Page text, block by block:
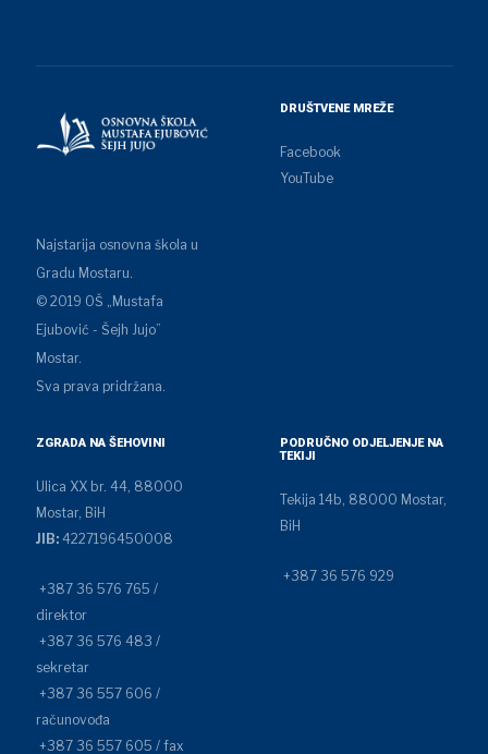
Najstarija osnovna škola u
Gradu Mostaru.
© 2019 OŠ „Mustafa
Ejubović - Šejh Jujo”
Mostar.
Sva prava pridržana.
DRUŠTVENE MREŽE
Facebook
YouTube
ZGRADA NA ŠEHOVINI
Ulica XX br. 44, 88000
Mostar, BiH
JIB:4227196450008
+387 36 576 765 /
direktor
+387 36 576 483 /
sekretar
+387 36 557 606 /
računovođa
+387 36 557 605 / fax
PODRUČNO ODJELJENJE NA
TEKIJI
Tekija 14b, 88000 Mostar,
BiH
+387 36 576 929